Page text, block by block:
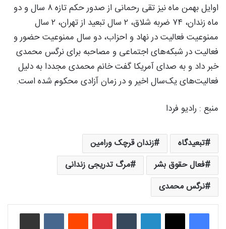
اوایل بهمن ماه نیز تقی رحمانی از صدور حکم تازه ۸ سال و دو
ماه زندان، ۷۴ ضربه شلاق،‌ ۲ سال تبعید از تهران،‌ ۲ سال
ممنوعیت فعالیت در نهاد و احزاب،‌ دو سال ممنوعیت حضور و
فعالیت در شبکه‌های اجتماعی و مصاحبه برای نرگس محمدی
خبر داد و به صدای آمریکا گفت خانم محمدی مجددا به دلیل
فعالیت‌های یک‌سال اخیر و در زمان آزادی محکوم شده است.
منبع : رادیو فردا
تبعیدگاه
زندان قرچک ورامین
فعال حقوق بشر
مرگ تدریجی زندانی
نرگس محمدی
لینکدین ‫پین‌ترست ‫رددیت